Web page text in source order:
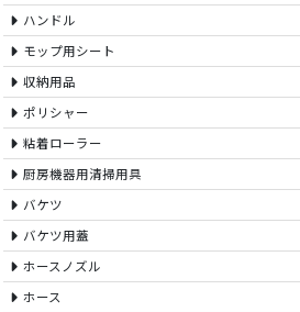
ハンドル
モップ用シート
収納用品
ポリシャー
粘着ローラー
厨房機器用清掃用具
バケツ
バケツ用蓋
ホースノズル
ホース